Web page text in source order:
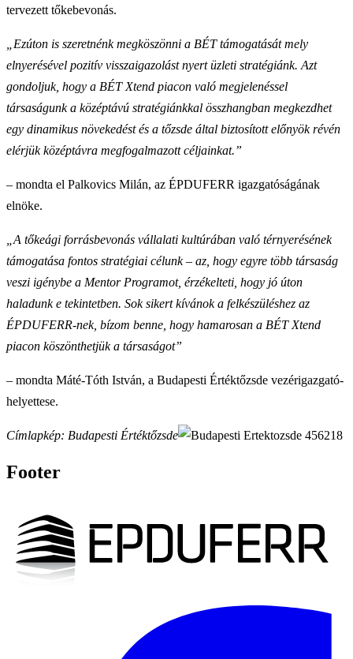
tervezett tőkebevonás.
„Ezúton is szeretnénk megköszönni a BÉT támogatását mely
elnyerésével pozitív visszaigazolást nyert üzleti stratégiánk. Azt
gondoljuk, hogy a BÉT Xtend piacon való megjelenéssel
társaságunk a középtávú stratégiánkkal összhangban megkezdhet
egy dinamikus növekedést és a tőzsde által biztosított előnyök révén
elérjük középtávra megfogalmazott céljainkat.”
– mondta el Palkovics Milán, az ÉPDUFERR igazgatóságának
elnöke.
„A tőkeági forrásbevonás vállalati kultúrában való térnyerésének
támogatása fontos stratégiai célunk – az, hogy egyre több társaság
veszi igénybe a Mentor Programot, érzékelteti, hogy jó úton
haladunk e tekintetben. Sok sikert kívánok a felkészüléshez az
ÉPDUFERR-nek, bízom benne, hogy hamarosan a BÉT Xtend
piacon köszönthetjük a társaságot”
– mondta Máté-Tóth István, a Budapesti Értéktőzsde vezérigazgató-
helyettese.
Címlapkép: Budapesti Értéktőzsde
Footer